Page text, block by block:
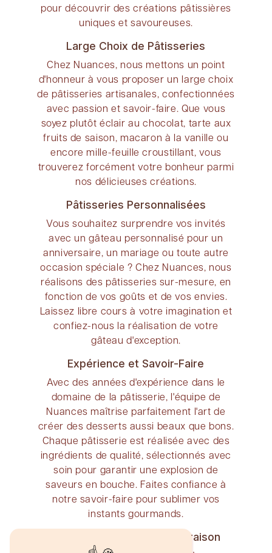
pour découvrir des créations pâtissières
uniques et savoureuses.
Large Choix de Pâtisseries
Chez Nuances, nous mettons un point
d'honneur à vous proposer un large choix
de pâtisseries artisanales, confectionnées
avec passion et savoir-faire. Que vous
soyez plutôt éclair au chocolat, tarte aux
fruits de saison, macaron à la vanille ou
encore mille-feuille croustillant, vous
trouverez forcément votre bonheur parmi
nos délicieuses créations.
Pâtisseries Personnalisées
Vous souhaitez surprendre vos invités
avec un gâteau personnalisé pour un
anniversaire, un mariage ou toute autre
occasion spéciale ? Chez Nuances, nous
réalisons des pâtisseries sur-mesure, en
fonction de vos goûts et de vos envies.
Laissez libre cours à votre imagination et
confiez-nous la réalisation de votre
gâteau d'exception.
Expérience et Savoir-Faire
Avec des années d'expérience dans le
domaine de la pâtisserie, l'équipe de
Nuances maîtrise parfaitement l'art de
créer des desserts aussi beaux que bons.
Chaque pâtisserie est réalisée avec des
ingrédients de qualité, sélectionnés avec
soin pour garantir une explosion de
saveurs en bouche. Faites confiance à
notre savoir-faire pour sublimer vos
instants gourmands.
Commande en Ligne et Livraison